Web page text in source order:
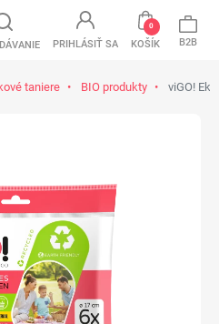
PRIHLÁSIŤ SA KOŠÍK
0
B2B
taniere BIO produkty viGO!